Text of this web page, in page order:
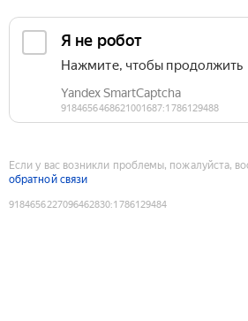
Если у вас возникли проблемы, пожалуйста,
обратной связи
9184656227096462830:1786129484